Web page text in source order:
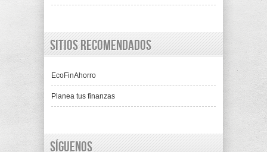
Sitios recomendados
EcoFinAhorro
Planea tus finanzas
Síguenos